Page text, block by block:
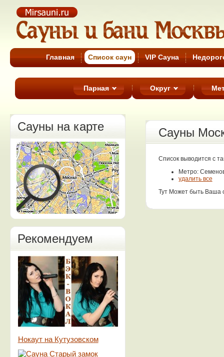
Cауны Москвы
Главная Список cаун VIP Сауна
Парная Округ
Сауны на карте
Рекомендуем
Нокаут на Кутузовском
Сауны
Список выводится с
Метро:
удалить все
Тут Может быть Ваша